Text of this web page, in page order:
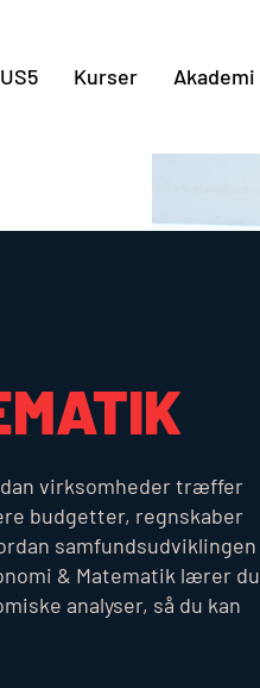
Kurser Akademi
virksomheder træffer
budgetter, regnskaber
samfundsudviklingen
& Matematik lærer du
analyser, så du kan